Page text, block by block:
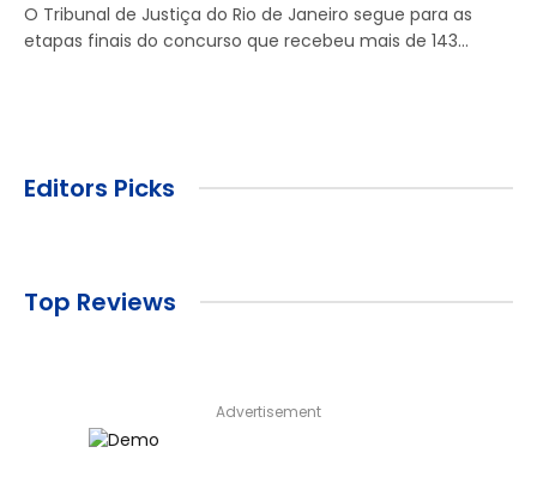
O Tribunal de Justiça do Rio de Janeiro segue para as
etapas finais do concurso que recebeu mais de 143…
Editors Picks
Top Reviews
Advertisement